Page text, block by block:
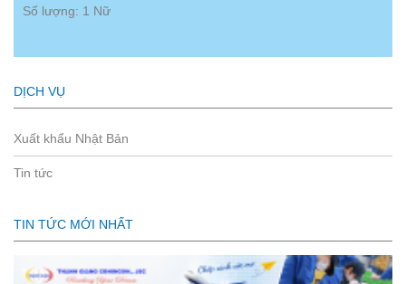
Số lượng: 1 Nữ
DỊCH VỤ
Xuất khẩu Nhật Bản
Tin tức
TIN TỨC MỚI NHẤT